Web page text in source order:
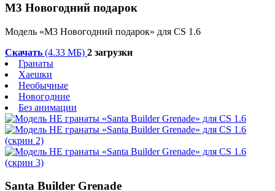
М3 Новогодний подарок
Модель «М3 Новогодний подарок» для CS 1.6
Скачать (4.33 МБ) 2 загрузки
Гранаты
Хаешки
Необычные
Новогодние
Без анимации
Santa Builder Grenade